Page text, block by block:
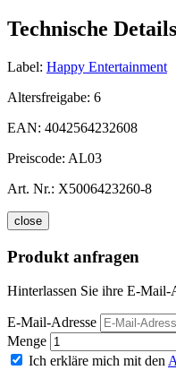
Technische Details
Label: Happy Entertainment
Altersfreigabe: 6
EAN: 4042564232608
Preiscode: AL03
Art. Nr.: X5006423260-8
close
Produkt anfragen
Hinterlassen Sie ihre E-
E-Mail-Adresse
Menge
Ich erkläre mich mit den